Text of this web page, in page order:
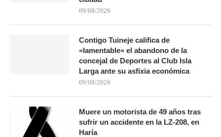
09/08/2026
Contigo Tuineje califica de
«lamentable» el abandono de la
concejal de Deportes al Club Isla
Larga ante su asfixia económica
09/08/2026
Muere un motorista de 49 años tras
sufrir un accidente en la LZ-208, en
Haría